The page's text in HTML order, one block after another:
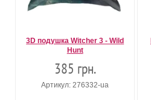
3D подушка Witcher 3 - Wild
Hunt
385 грн.
Артикул: 276332-ua